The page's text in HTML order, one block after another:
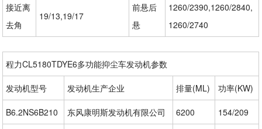
接近离
去角
19/13,19/17
前悬后
悬
1260/2390,1260/2840,
1260/2740
程力CL5180TDYE6多功能抑尘车发动机参数
发动机型号 发动机生产企业 排量(ML) 功率(KW)
B6.2NS6B210 东风康明斯发动机有限公司 6200 154/209